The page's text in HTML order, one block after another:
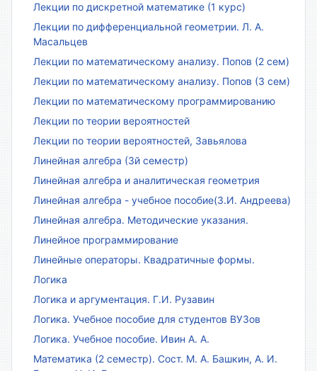
Лекции по дискретной математике (1 курс)
Лекции по дифференциальной геометрии. Л. А.
Масальцев
Лекции по математическому анализу. Попов (2 сем)
Лекции по математическому анализу. Попов (3 сем)
Лекции по математическому программированию
Лекции по теории вероятностей
Лекции по теории вероятностей, Завьялова
Линейная алгебра (3й семестр)
Линейная алгебра и аналитическая геометрия
Линейная алгебра - учебное пособие(З.И. Андреева)
Линейная алгебра. Методические указания.
Линейное программирование
Линейные операторы. Квадратичные формы.
Логика
Логика и аргументация. Г.И. Рузавин
Логика. Учебное пособие для студентов ВУЗов
Логика. Учебное пособие. Ивин А. А.
Математика (2 семестр). Сост. М. А. Башкин, А. И.